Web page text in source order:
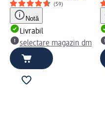
(59)
Notă
Livrabil
selectare magazin dm